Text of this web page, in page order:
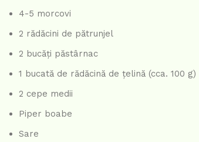
4-5 morcovi
2 rădăcini de pătrunjel
2 bucăți păstârnac
1 bucată de rădăcină de țelină (cca. 100 g)
2 cepe medii
Piper boabe
Sare